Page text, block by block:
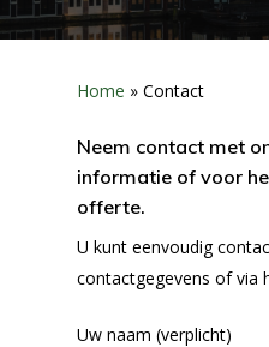
Home » Contact
Neem contact met
informatie of voor
offerte.
U kunt eenvoudig
contactgegevens of via
Uw naam (verplicht)